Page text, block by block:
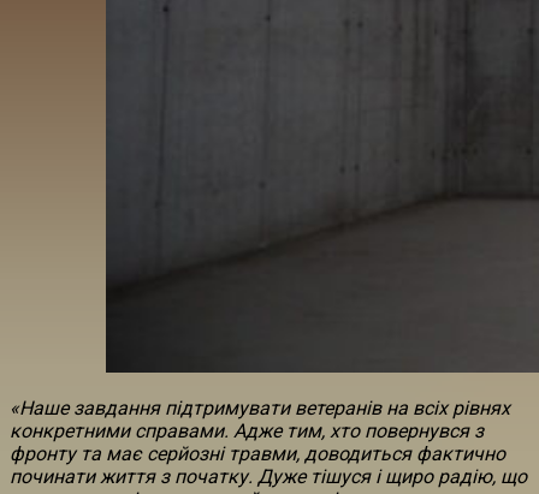
«Наше завдання підтримувати ветеранів на всіх рівнях
конкретними справами. Адже тим, хто повернувся з
фронту та має серйозні травми, доводиться фактично
починати життя з початку. Дуже тішуся і щиро радію, що